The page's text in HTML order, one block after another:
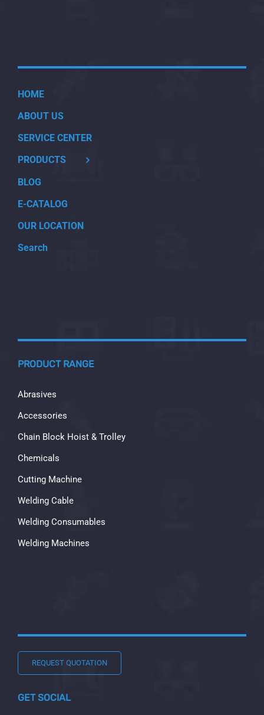
HOME
ABOUT US
SERVICE CENTER
PRODUCTS
BLOG
E-CATALOG
OUR LOCATION
Search
PRODUCT RANGE
Abrasives
Accessories
Chain Block Hoist & Trolley
Chemicals
Cutting Machine
Welding Cable
Welding Consumables
Welding Machines
REQUEST QUOTATION
GET SOCIAL